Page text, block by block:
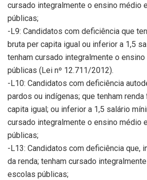
cursado integralmente o ensino médio
públicas;
-L9: Candidatos com deficiência que
bruta per capita igual ou inferior a 1,5
tenham cursado integralmente o
públicas (Lei nº 12.711/2012).
-L10: Candidatos com deficiência
pardos ou indígenas; que tenham
capita igual; ou inferior a 1,5 salário
cursado integralmente o ensino médio
públicas;
-L13: Candidatos com deficiência que,
da renda; tenham cursado
escolas públicas;